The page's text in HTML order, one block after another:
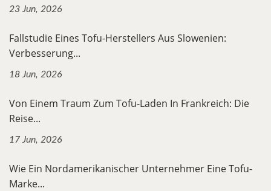
23 Jun, 2026
Fallstudie Eines Tofu-Herstellers Aus Slowenien:
Verbesserung...
18 Jun, 2026
Von Einem Traum Zum Tofu-Laden In Frankreich: Die
Reise...
17 Jun, 2026
Wie Ein Nordamerikanischer Unternehmer Eine Tofu-
Marke...